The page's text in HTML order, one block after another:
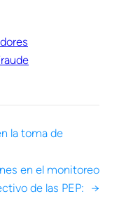
la toma de
en el monitoreo
de las PEP:
→